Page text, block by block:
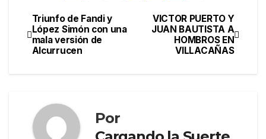
VICTOR PUERTO Y
JUAN BAUTISTA A
HOMBROS EN
VILLACAÑAS
Triunfo de Fandi y
López Simón con una
mala versión de
Alcurrucen
Por